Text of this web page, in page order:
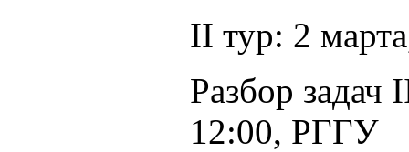
II тур: 2
Разбор задач
12:00, РГГУ